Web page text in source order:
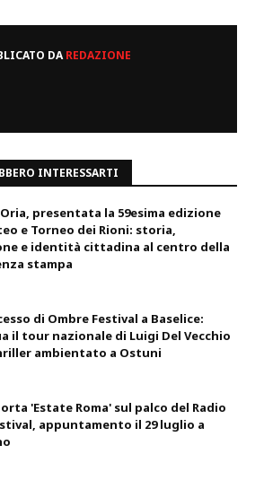
DAREDAZIONE
INTERESSARTI
presentata la 59esima edizione
e Torneo dei Rioni: storia,
e identità cittadina al centro della
stampa
di Ombre Festival a Baselice:
il tour nazionale di Luigi Del Vecchio
ambientato a Ostuni
'Estate Roma' sul palco del Radio
appuntamento il 29 luglio a